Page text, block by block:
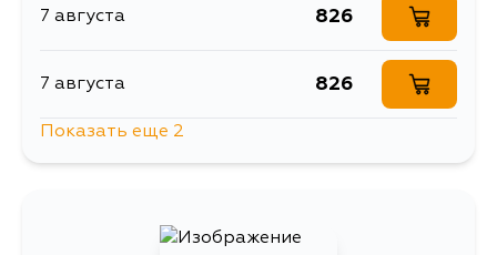
7 августа 826
7 августа 826
Показать еще 2